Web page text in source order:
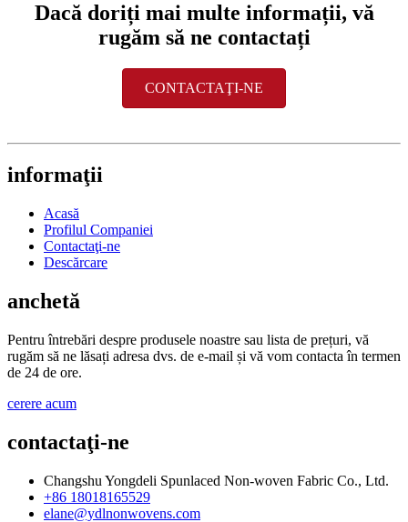
Dacă doriți mai multe informații, vă
rugăm să ne contactați
CONTACTAŢI-NE
informaţii
Acasă
Profilul Companiei
Contactaţi-ne
Descărcare
anchetă
Pentru întrebări despre produsele noastre sau lista de prețuri, vă
rugăm să ne lăsați adresa dvs. de e-mail și vă vom contacta în termen
de 24 de ore.
cerere acum
contactaţi-ne
Changshu Yongdeli Spunlaced Non-woven Fabric Co., Ltd.
+86 18018165529
elane@ydlnonwovens.com